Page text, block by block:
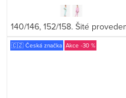
140/146, 152/158. Šité
🇨🇿 Česká značka -30 %